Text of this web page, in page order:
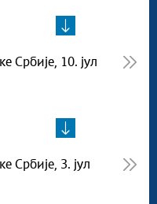
Србије, 10. јул
Србије, 3. јул